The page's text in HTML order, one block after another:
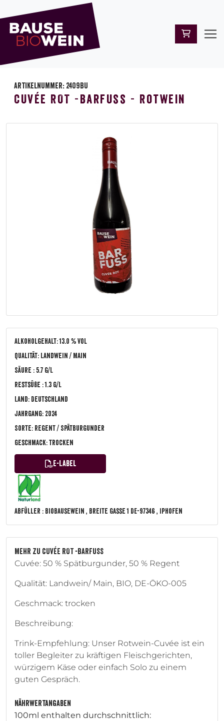
Artikelnummer: 2409BU
CUVÉE ROT -Barfuss - Rotwein
Alkoholgehalt: 13.0 % vol
Qualität: Landwein / Main
Säure : 5.7 g/L
Restsüße : 1.3 g/L
Land: Deutschland
Jahrgang: 2024
Sorte: Regent / Spätburgunder
Geschmack: trocken
E-Label
Abfüller : BioBausewein , Breite Gasse 1 DE-97346 , Iphofen
MEHR ZU CUVÉE ROT -BARFUSS
Cuvée: 50 % Spätburgunder, 50 % Regent
Qualität: Landwein/ Main, BIO, DE-ÖKO-005
Geschmack: trocken
Beschreibung:
Trink-Empfehlung: Unser Rotwein-Cuvée ist ein
toller Begleiter zu kräftigen Fleischgerichten,
würzigem Käse oder einfach Solo zu einem
guten Gespräch.
Nährwertangaben
100ml enthalten durchschnittlich: